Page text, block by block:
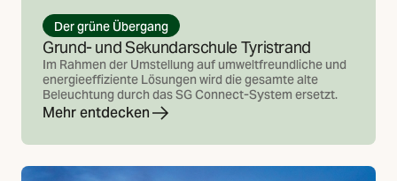
Der grüne Übergang
Grund- und Sekundarschule Tyristrand
Im Rahmen der Umstellung auf umweltfreundliche und
energieeffiziente Lösungen wird die gesamte alte
Beleuchtung durch das SG Connect-System ersetzt.
Mehr entdecken